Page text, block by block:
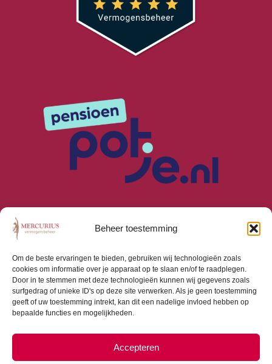
Beheer toestemming
Om de beste ervaringen te bieden, gebruiken wij technologieën zoals
cookies om informatie over je apparaat op te slaan en/of te raadplegen.
Door in te stemmen met deze technologieën kunnen wij gegevens zoals
surfgedrag of unieke ID's op deze site verwerken. Als je geen toestemming
geeft of uw toestemming intrekt, kan dit een nadelige invloed hebben op
bepaalde functies en mogelijkheden.
Accepteren
Algemene Voorwaarden
Privacyverklaring
Cookiebeleid (EU)
Consumentenbrief
Beleggingsbeleid